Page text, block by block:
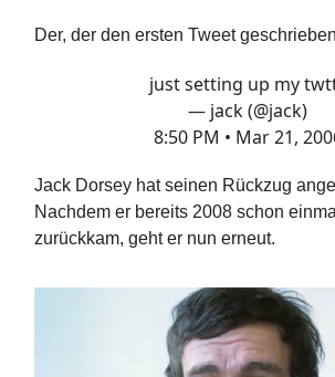
Der, der den ersten Tweet
just setting up my
— jack (@jack)
8:50 PM • Mar 21,
Jack Dorsey hat seinen Rückzug
Nachdem er bereits 2008 schon
zurückkam, geht er nun erneut.